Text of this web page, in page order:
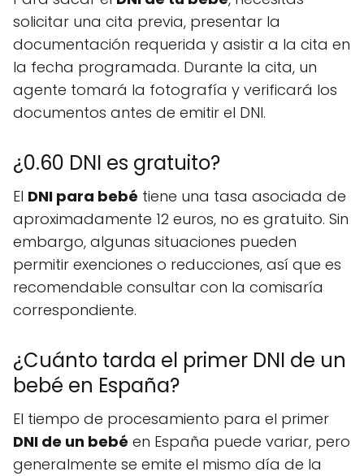
solicitar una cita previa, presentar la
documentación requerida y asistir a la cita en
la fecha programada. Durante la cita, un
agente tomará la fotografía y verificará los
documentos antes de emitir el DNI.
¿0.60 DNI es gratuito?
El DNI para bebé tiene una tasa asociada de
aproximadamente 12 euros, no es gratuito. Sin
embargo, algunas situaciones pueden
permitir exenciones o reducciones, así que es
recomendable consultar con la comisaría
correspondiente.
¿Cuánto tarda el primer DNI de un
bebé en España?
El tiempo de procesamiento para el primer
DNI de un bebé en España puede variar, pero
generalmente se emite el mismo día de la